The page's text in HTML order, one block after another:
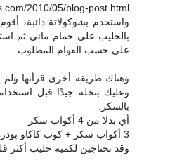
2010/05/blog-post.html
واستخدم بشوكولاتة ذائبة،
بالحليب على حمام مائي ثم
على حسب القوام المطلوب.
وهناك طريقة أخرى قرأتها ولم
وعليك بنخله جيدًا قبل
بالسكر.
أي بدلا من 4 أكواب سكر
3 أكواب سكر + كوب كاكاو بودرة
وقد تحتاجين لكمية حليب أكثر